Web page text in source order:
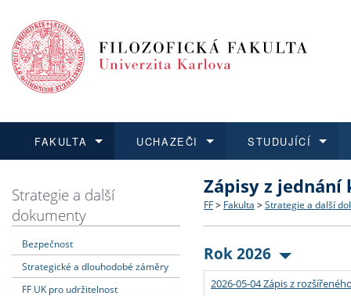
FAKULTA
Dozvědět se více
Struktura a historie
Strategie a další
Podpora a benefity pro
UCHAZEČI
Podat přihlášku
Co studovat a jak se
Učitelské studijní
Informace k průběhu
STUDUJÍCÍ
Dozvědět se více
Bakalářské a magisterské
Doktorské studium
Rigorózní řízení
Dozvědět se více
O vědě a výzkumu na FF
Akademické kvalifikace
Granty a projekty
Dozvědět se více
Aktuální nabídky a
Vyjíždějící studenti
Přijíždějící studenti
Strategie a další
dokumenty
Bezpečnost
Strategické a dlouhodobé záměry
FF UK pro udržitelnost
Zápisy z jednání
FF > Fakulta > Strategie a další
Rok 2026
2026-05-04 Zápis z